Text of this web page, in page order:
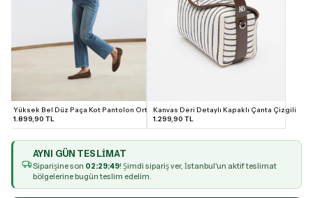
Yüksek Bel Düz Paça Kot Pantolon Orta Mavi
1.899,90 TL
38 40 42
Kanvas Deri Detaylı Kapaklı Çanta Çizgili
1.299,90 TL
AYNI GÜN TESLIMAT
Siparişine son 02:29:48! Şimdi sipariş ver, İstanbul'un aktif teslimat
bölgelerine bugün teslim edelim.